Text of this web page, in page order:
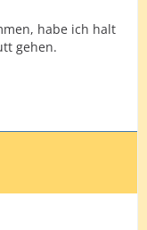
habe ich halt
gehen.